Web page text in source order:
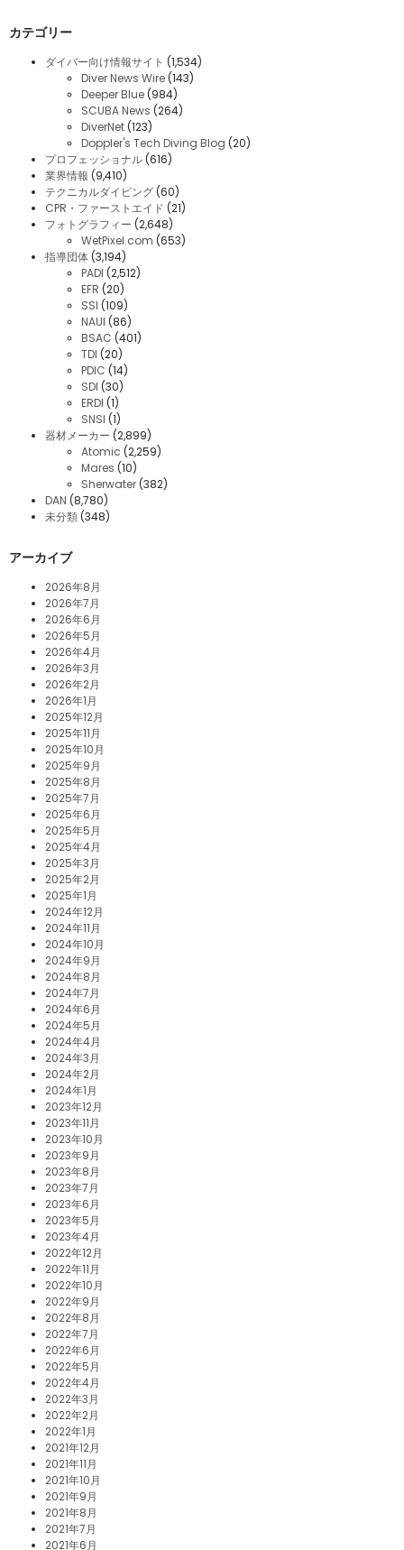
カテゴリー
ダイバー向け情報サイト (1,534)
Diver News Wire (143)
Deeper Blue (984)
SCUBA News (264)
DiverNet (123)
Doppler's Tech Diving Blog (20)
プロフェッショナル (616)
業界情報 (9,410)
テクニカルダイビング (60)
CPR・ファーストエイド (21)
フォトグラフィー (2,648)
WetPixel.com (653)
指導団体 (3,194)
PADI (2,512)
EFR (20)
SSI (109)
NAUI (86)
BSAC (401)
TDI (20)
PDIC (14)
SDI (30)
ERDI (1)
SNSI (1)
器材メーカー (2,899)
Atomic (2,259)
Mares (10)
Sherwater (382)
DAN (8,780)
未分類 (348)
アーカイブ
2026年8月
2026年7月
2026年6月
2026年5月
2026年4月
2026年3月
2026年2月
2026年1月
2025年12月
2025年11月
2025年10月
2025年9月
2025年8月
2025年7月
2025年6月
2025年5月
2025年4月
2025年3月
2025年2月
2025年1月
2024年12月
2024年11月
2024年10月
2024年9月
2024年8月
2024年7月
2024年6月
2024年5月
2024年4月
2024年3月
2024年2月
2024年1月
2023年12月
2023年11月
2023年10月
2023年9月
2023年8月
2023年7月
2023年6月
2023年5月
2023年4月
2022年12月
2022年11月
2022年10月
2022年9月
2022年8月
2022年7月
2022年6月
2022年5月
2022年4月
2022年3月
2022年2月
2022年1月
2021年12月
2021年11月
2021年10月
2021年9月
2021年8月
2021年7月
2021年6月